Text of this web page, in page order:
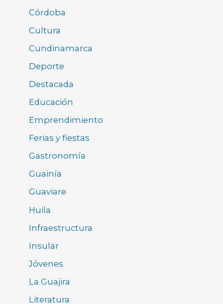
Córdoba
Cultura
Cundinamarca
Deporte
Destacada
Educación
Emprendimiento
Ferias y fiestas
Gastronomía
Guainía
Guaviare
Huila
Infraestructura
Insular
Jóvenes
La Guajira
Literatura